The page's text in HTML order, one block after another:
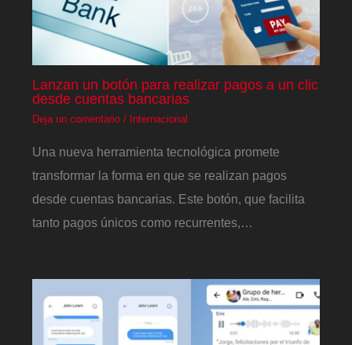
Lanzan un botón para realizar pagos a un clic
desde cuentas bancarias
Deja un comentario / Internacional
Una nueva herramienta tecnológica promete
transformar la forma en que se realizan pagos
desde cuentas bancarias. Este botón, que facilita
tanto pagos únicos como recurrentes,…